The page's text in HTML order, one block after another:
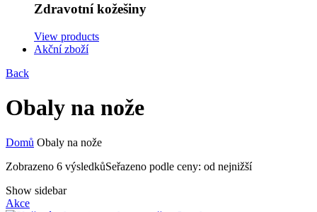
Zdravotní kožešiny
View products
Akční zboží
Back
Obaly na nože
Domů Obaly na nože
Zobrazeno 6 výsledkůSeřazeno podle ceny: od nejnižší
Show sidebar
Akce